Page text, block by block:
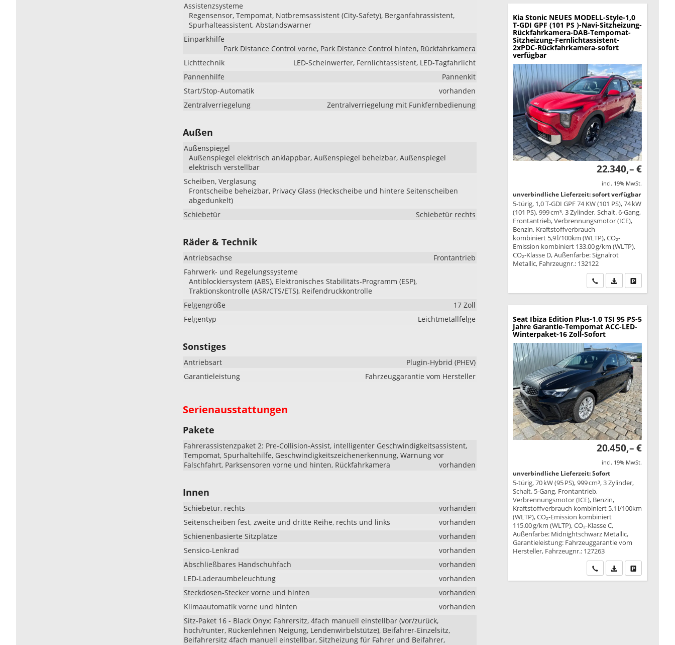
Assistenzsysteme
Regensensor, Tempomat, Notbremsassistent (City-Safety), Berganfahrassistent,
Spurhalteassistent, Abstandswarner
Einparkhilfe
Park Distance Control vorne, Park Distance Control hinten, Rückfahrkamera
Lichttechnik
LED-Scheinwerfer, Fernlichtassistent, LED-Tagfahrlicht
Pannenhilfe
Pannenkit
Start/Stop-Automatik
vorhanden
Zentralverriegelung
Zentralverriegelung mit Funkfernbedienung
Außen
Außenspiegel
Außenspiegel elektrisch anklappbar, Außenspiegel beheizbar, Außenspiegel
elektrisch verstellbar
Scheiben, Verglasung
Frontscheibe beheizbar, Privacy Glass (Heckscheibe und hintere Seitenscheiben
abgedunkelt)
Schiebetür
Schiebetür rechts
Räder & Technik
Antriebsachse
Frontantrieb
Fahrwerk- und Regelungssysteme
Antiblockiersystem (ABS), Elektronisches Stabilitäts-Programm (ESP),
Traktionskontrolle (ASR/CTS/ETS), Reifendruckkontrolle
Felgengröße
17 Zoll
Felgentyp
Leichtmetallfelge
Sonstiges
Antriebsart
Plugin-Hybrid (PHEV)
Garantieleistung
Fahrzeuggarantie vom Hersteller
Serienausstattungen
Pakete
Fahrerassistenzpaket 2: Pre-Collision-Assist, intelligenter Geschwindigkeitsassistent,
Tempomat, Spurhaltehilfe, Geschwindigkeitszeichenerkennung, Warnung vor
Falschfahrt, Parksensoren vorne und hinten, Rückfahrkamera
vorhanden
Innen
Schiebetür, rechts
vorhanden
Seitenscheiben fest, zweite und dritte Reihe, rechts und links
vorhanden
Schienenbasierte Sitzplätze
vorhanden
Sensico-Lenkrad
vorhanden
Abschließbares Handschuhfach
vorhanden
LED-Laderaumbeleuchtung
vorhanden
Steckdosen-Stecker vorne und hinten
vorhanden
Klimaautomatik vorne und hinten
vorhanden
Sitz-Paket 16 - Black Onyx: Fahrersitz, 4fach manuell einstellbar (vor/zurück,
hoch/runter, Rückenlehnen Neigung, Lendenwirbelstütze), Beifahrer-Einzelsitz,
Beifahrersitz 4fach manuell einstellbar, Sitzheizung für Fahrer und Beifahrer,
Kia Stonic NEUES MODELL-Style-1,0
T-GDI GPF (101 PS )-Navi-Sitzheizung-
Rückfahrkamera-DAB-Tempomat-
Sitzheizung-Fernlichtassistent-
2xPDC-Rückfahrkamera-sofort
verfügbar
22.340,– €
incl. 19% MwSt.
unverbindliche Lieferzeit: sofort verfügbar
5-türig, 1,0 T-GDI GPF 74 KW (101 PS), 74 kW
(101 PS), 999 cm³, 3 Zylinder, Schalt. 6-Gang,
Frontantrieb, Verbrennungsmotor (ICE),
Benzin, Kraftstoffverbrauch
kombiniert 5,9 l/100km (WLTP), CO₂-
Emission kombiniert 133.00 g/km (WLTP),
CO₂-Klasse D, Außenfarbe: Signalrot
Metallic, Fahrzeugnr.: 132122
Wir rufen Sie an
PDF-Datei,Drucken,
Seat Ibiza Edition Plus-1,0 TSI 95 PS-5
Jahre Garantie-Tempomat ACC-LED-
Winterpaket-16 Zoll-Sofort
20.450,– €
incl. 19% MwSt.
unverbindliche Lieferzeit: Sofort
5-türig, 70 kW (95 PS), 999 cm³, 3 Zylinder,
Schalt. 5-Gang, Frontantrieb,
Verbrennungsmotor (ICE), Benzin,
Kraftstoffverbrauch kombiniert 5,1 l/100km
(WLTP), CO₂-Emission kombiniert
115.00 g/km (WLTP), CO₂-Klasse C,
Außenfarbe: Midnightschwarz Metallic,
Garantieleistung: Fahrzeuggarantie vom
Hersteller, Fahrzeugnr.: 127263
Wir rufen Sie an
PDF-Datei,Drucken,